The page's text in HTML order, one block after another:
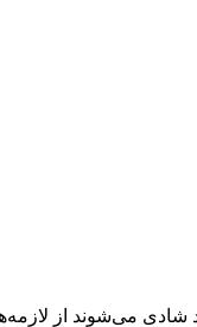
می‌شوند از